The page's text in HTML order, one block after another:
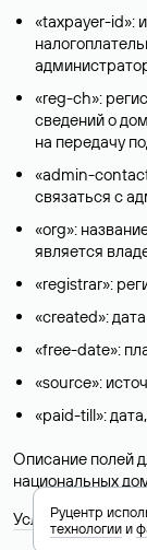
«taxpayer-id»:
«reg-ch»:
сведений о
на передачу
«admin-
связаться с
«org»:
является
«registrar»:
«created»:
«free-date»:
«source»:
«paid-till»:
Описание полей
национальных
УсловияРуцентр
технологиии